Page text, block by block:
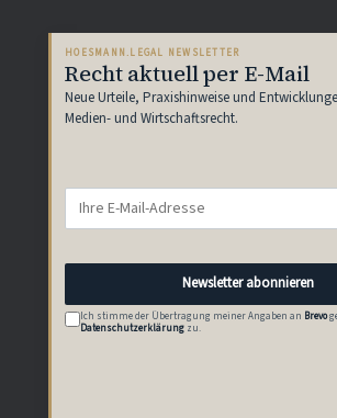
HOESMANN.LEGAL NEWSLETTER
Recht aktuell per E-Mail
Neue Urteile, Praxishinweise und
Medien- und Wirtschaftsrecht.
Newsletter abonnieren
Ich stimme der Übertragung meiner Angaben an Brevo
Datenschutzerklärung zu.